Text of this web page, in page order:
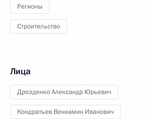
Регионы
Строительство
Лица
Дрозденко Александр Юрьевич
Кондратьев Вениамин Иванович